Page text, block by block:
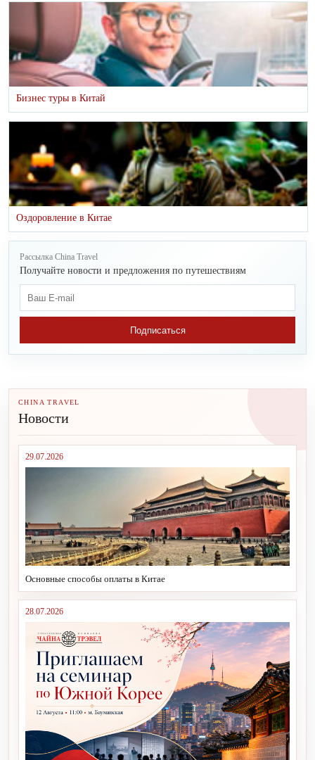
Бизнес туры в Китай
Оздоровление в Китае
Рассылка China Travel
Получайте новости и предложения по путешествиям
Подписаться
CHINA TRAVEL
Новости
29.07.2026
Основные способы оплаты в Китае
28.07.2026